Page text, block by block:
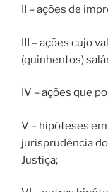
II – ações de
III – ações cujo
(quinhentos)
IV – ações que
V – hipóteses
jurisprudência
Justiça;